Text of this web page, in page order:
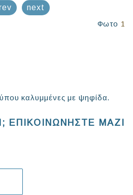
next
Φωτο 1
καλυμμένες με ψηφίδα.
ΕΠΙΚΟΙΝΩΝΗΣΤΕ ΜΑΖΙ